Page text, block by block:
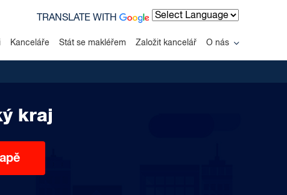
Kanceláře Stát se makléřem Založit kancelář O nás
TRANSLATE WITH
kraj